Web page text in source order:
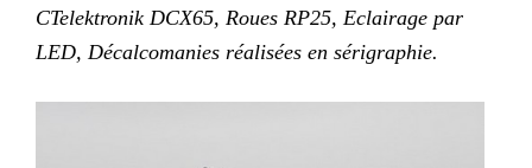
CTelektronik DCX65, Roues RP25, Eclairage par
LED, Décalcomanies réalisées en sérigraphie.